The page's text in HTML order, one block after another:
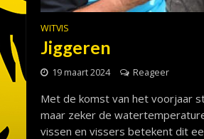
WITVIS
Jiggeren
19 maart 2024 Reageer
Met de komst van het voorjaar
maar zeker de
vissen en vissers betekent dit